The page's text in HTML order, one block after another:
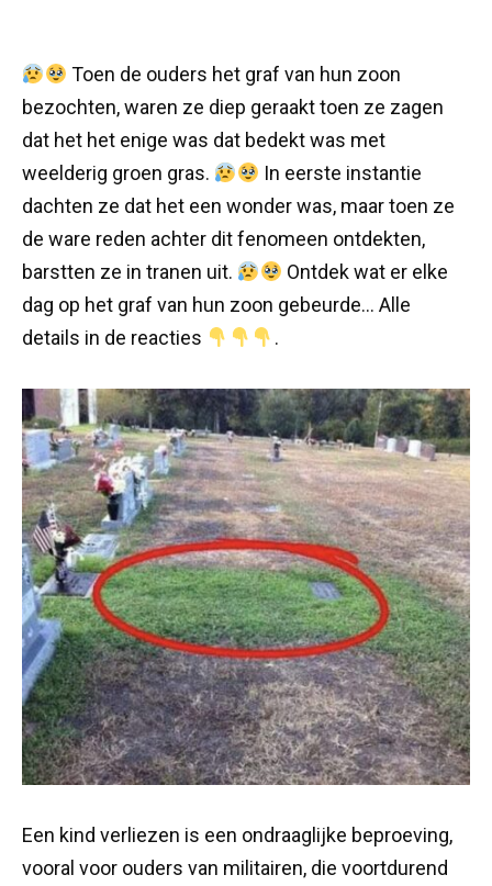
Toen de ouders het graf van hun zoon
bezochten, waren ze diep geraakt toen ze zagen
dat het het enige was dat bedekt was met
weelderig groen gras.
In eerste instantie
dachten ze dat het een wonder was, maar toen ze
de ware reden achter dit fenomeen ontdekten,
barstten ze in tranen uit.
Ontdek wat er elke
dag op het graf van hun zoon gebeurde… Alle
details in de reacties
.
Een kind verliezen is een ondraaglijke beproeving,
vooral voor ouders van militairen, die voortdurend